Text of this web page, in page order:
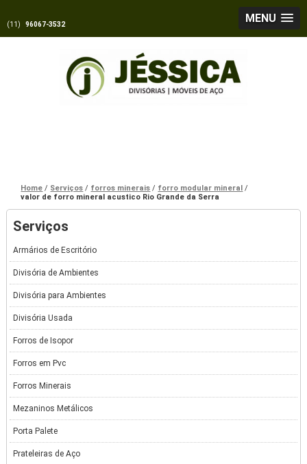
MENU
(11) 96067-3532
Home Serviços forros minerais
forro modular mineral
valor de forro mineral acustico Rio Grande da Serra
Serviços
Armários de Escritório
Divisória de Ambientes
Divisória para Ambientes
Divisória Usada
Forros de Isopor
Forros em Pvc
Forros Minerais
Mezaninos Metálicos
Porta Palete
Prateleiras de Aço